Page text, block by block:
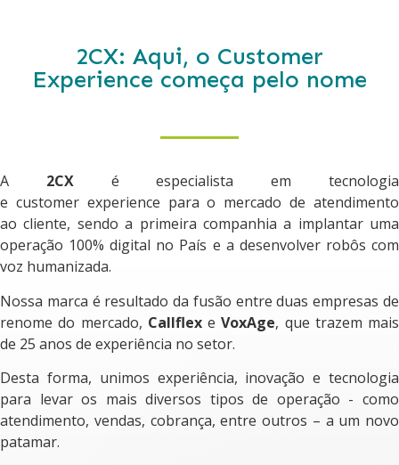
2CX: Aqui, o Customer
Experience começa pelo nome
A 2CX é especialista em tecnologia
e customer experience para o mercado de atendimento
ao cliente, sendo a primeira companhia a implantar uma
operação 100% digital no País e a desenvolver robôs com
voz humanizada.
Nossa marca é resultado da fusão entre duas empresas de
renome do mercado, Callflex eVoxAge, que trazem mais
de 25 anos de experiência no setor.
Desta forma, unimos experiência, inovação e tecnologia
para levar os mais diversos tipos de operação ­- como
atendimento, vendas, cobrança, entre outros – a um novo
patamar.